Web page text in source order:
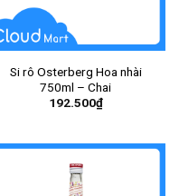
Si rô Osterberg Hoa nhài
750ml – Chai
192.500₫